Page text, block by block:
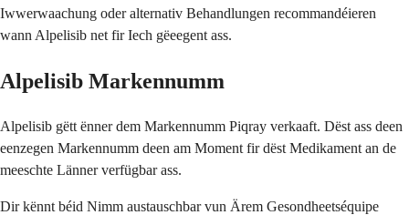
Iwwerwaachung oder alternativ Behandlungen recommandéieren
wann Alpelisib net fir Iech gëeegent ass.
Alpelisib Markennumm
Alpelisib gëtt ënner dem Markennumm Piqray verkaaft. Dëst ass deen
eenzegen Markennumm deen am Moment fir dëst Medikament an de
meeschte Länner verfügbar ass.
Dir kënnt béid Nimm austauschbar vun Ärem Gesondheetséquipe